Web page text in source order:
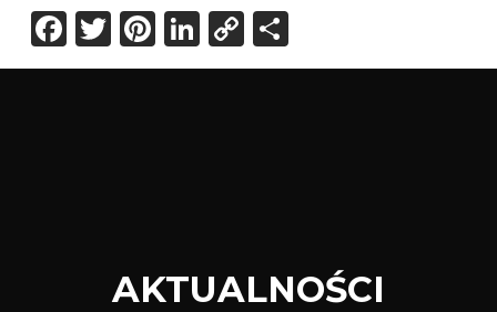
Facebook
Twitter
Pinterest
LinkedIn
Copy
Link
Share
AKTUALNOŚCI